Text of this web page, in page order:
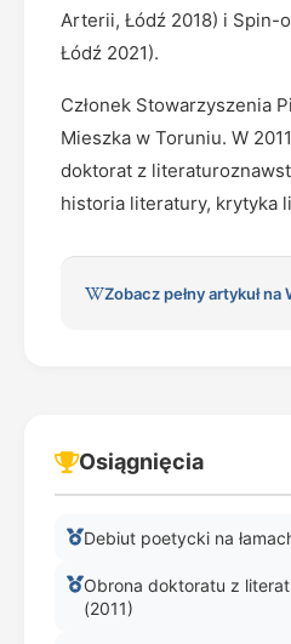
Arterii, Łódź 2018) i Spin-
Łódź 2021).
Członek Stowarzyszenia
Mieszka w Toruniu. W
doktorat z
historia literatury, krytyka
Zobacz pełny artykuł na
Osiągnięcia
Debiut poetycki na
Obrona doktoratu z
(2011)